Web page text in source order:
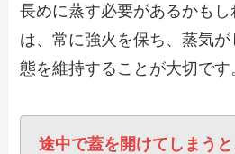
長めに蒸す必要があるかも
は、常に強火を保ち、蒸気
態を維持することが大切です
途中で蓋を開けてしまう